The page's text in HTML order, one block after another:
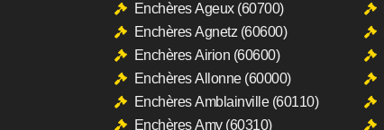
Enchères Ageux (60700)
Enchères Agnetz (60600)
Enchères Airion (60600)
Enchères Allonne (60000)
Enchères Amblainville (60110)
Enchères Amy (60310)